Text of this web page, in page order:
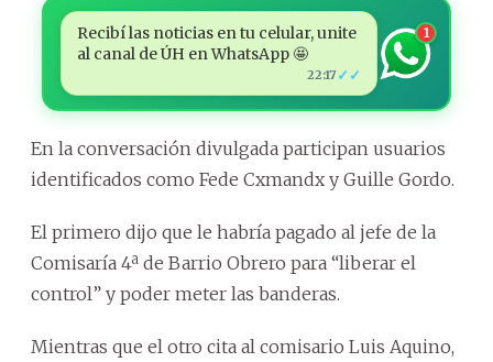
Recibí las noticias en tu celular, unite
al canal de ÚH en WhatsApp 🤩
22:17 ✓✓
1
En la conversación divulgada participan usuarios
identificados como Fede Cxmandx y Guille Gordo.
El primero dijo que le habría pagado al jefe de la
Comisaría 4ª de Barrio Obrero para “liberar el
control” y poder meter las banderas.
Mientras que el otro cita al comisario Luis Aquino,